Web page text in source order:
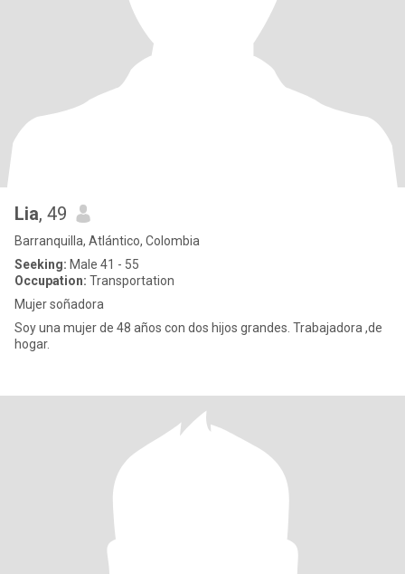
Lia, 49
Barranquilla, Atlántico, Colombia
Seeking: Male 41 - 55
Occupation: Transportation
Mujer soñadora
Soy una mujer de 48 años con dos hijos grandes. Trabajadora ,de
hogar.